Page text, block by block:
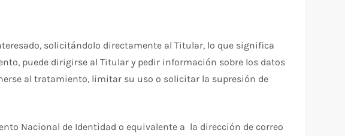
solicitándolo directamente al Titular, lo que significa
puede dirigirse al Titular y pedir información sobre los datos
al tratamiento, limitar su uso o solicitar la supresión de
Nacional de Identidad o equivalente a la dirección de correo